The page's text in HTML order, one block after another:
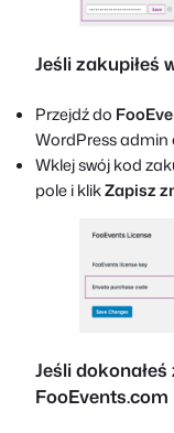
Jeśli zakupiłeś
Przejdź do
WordPress admin
Wklej swój kod
pole i klikZapisz
Jeśli